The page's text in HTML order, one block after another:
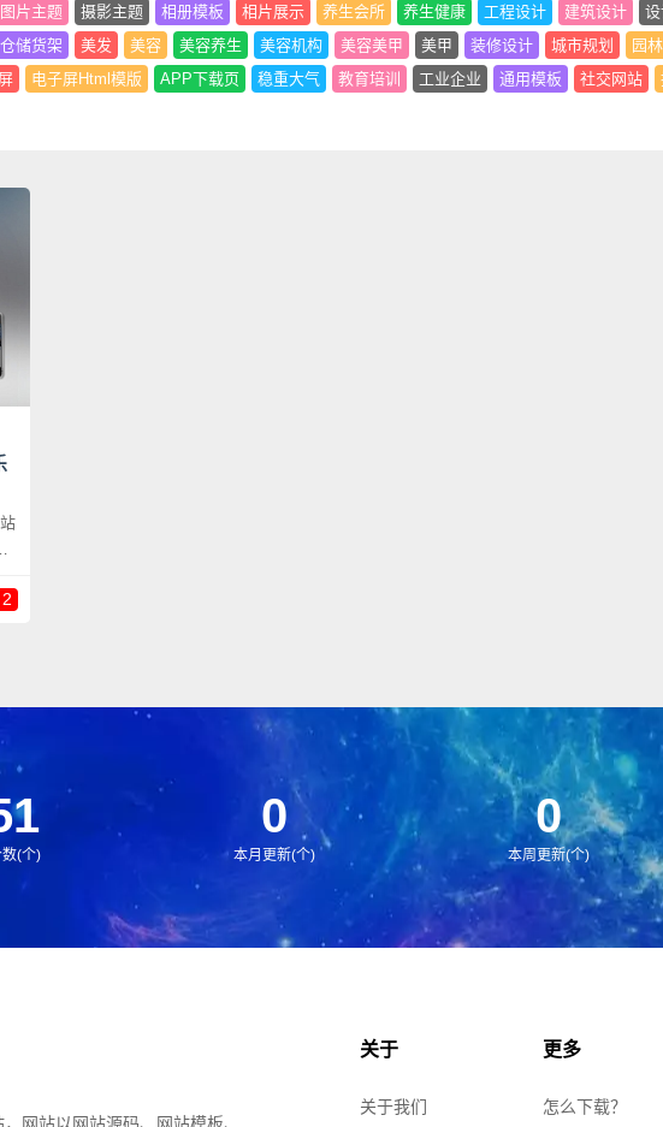
图片主题 摄影主题 相册模板 相片展示 养生会所 养生健康 工程设计 建筑设计
仓储货架 美发 美容 美容养生 美容机构 美容美甲 美甲 装修设计 城市规划 园
电子屏Html模版 APP下载页 稳重大气 教育培训 工业企业 通用模板 社交网站
2
(个)
0
本月更新(个)
0
本周更新(个)
关于
关于我们
更多
怎么下载？